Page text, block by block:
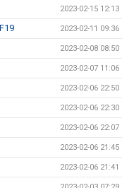
2023-02-15 12:13
2023-02-11 09:36
2023-02-08 08:50
2023-02-07 11:06
2023-02-06 22:50
2023-02-06 22:30
2023-02-06 22:07
2023-02-06 21:45
2023-02-06 21:41